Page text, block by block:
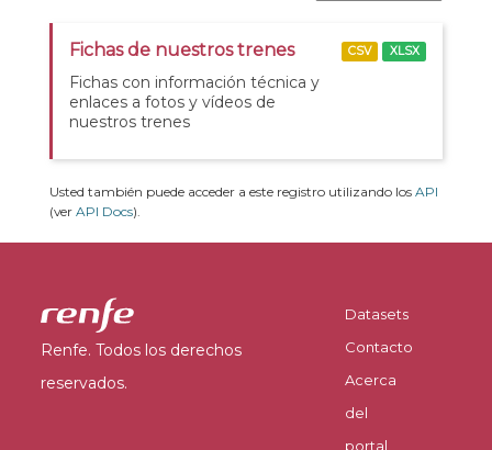
Fichas de nuestros trenes
Fichas con información técnica y
enlaces a fotos y vídeos de
nuestros trenes
CSV XLSX
Usted también puede acceder a este registro utilizando los API
(ver API Docs).
Renfe. Todos los derechos
reservados.
Datasets
Contacto
Acerca
del
portal